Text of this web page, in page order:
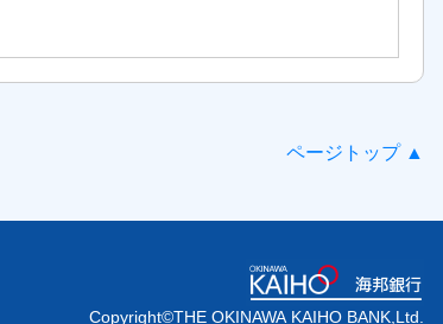
ページトップ ▲
Copyright©THE OKINAWA KAIHO BANK,Ltd.